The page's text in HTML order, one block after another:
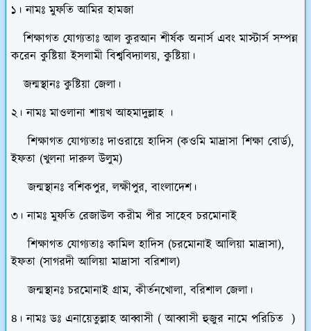
১। নামঃ মুফতি আমির হামজা
শিক্ষাগত যোগ্যতাঃ আল কুরআন শীর্ষক অনার্স এবং মাস্টার্স সম্পন্ন
করেন কুষ্টিয়া ইসলামী বিশ্ববিদ্যালয়, কুষ্টিয়া।
জন্মস্থানঃ কুষ্টিয়া জেলা।
২। নামঃ মাওলানা শায়খ আহমাদুল্লাহ ।
শিক্ষাগত যোগ্যতাঃ দাওরায়ে হাদিস (কওমি মাদ্রাসা শিক্ষা বোর্ড),
ইফতা (খুলনা দারুল উলুম)
জন্মস্থানঃ বশিকপুর, লক্ষীপুর, বাংলাদেশ।
৩। নামঃ মুফতি রেজাউল করীম পীর সাহেব চরমোনাই
শিক্ষাগত যোগ্যতাঃ কামিল হাদিস (চরমোনাই আলিয়া মাদ্রাসা),
ইফতা (সাগরদী আলিয়া মাদ্রাসা বরিশাল)
জন্মস্থানঃ চরমোনাই গ্রাম, কীর্তনখোলা, বরিশাল জেলা।
৪। নামঃ ডঃ এনায়েতুল্লাহ আব্বাসী ( আব্বাসী হুজুর নামে পরিচিত )